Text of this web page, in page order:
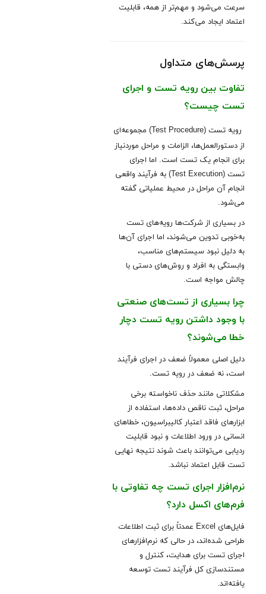
سرعت می‌شود و مهم‌تر از همه، قابلیت
اعتماد ایجاد می‌کند.
پرسش‌های متداول
تفاوت بین رویه تست و اجرای
تست چیست؟
رویه تست (Test Procedure) مجموعه‌ای
از دستورالعمل‌ها، الزامات و مراحل موردنیاز
برای انجام یک تست است. اما اجرای
تست (Test Execution) به فرآیند واقعی
انجام آن مراحل در محیط عملیاتی گفته
می‌شود.
در بسیاری از شرکت‌ها رویه‌های تست
به‌خوبی تدوین می‌شوند، اما اجرای آن‌ها
به دلیل نبود سیستم‌های مناسب،
وابستگی به افراد و روش‌های دستی با
چالش مواجه است.
چرا بسیاری از تست‌های صنعتی
با وجود داشتن رویه تست دچار
خطا می‌شوند؟
دلیل اصلی معمولاً ضعف در اجرای فرآیند
است، نه ضعف در رویه تست.
مشکلاتی مانند حذف ناخواسته برخی
مراحل، ثبت ناقص داده‌ها، استفاده از
ابزارهای فاقد اعتبار کالیبراسیون، خطاهای
انسانی در ورود اطلاعات و نبود قابلیت
ردیابی می‌توانند باعث شوند نتیجه نهایی
تست قابل اعتماد نباشد.
نرم‌افزار اجرای تست چه تفاوتی با
فرم‌های اکسل دارد؟
فایل‌های Excel عمدتاً برای ثبت اطلاعات
طراحی شده‌اند، در حالی که نرم‌افزارهای
اجرای تست برای هدایت، کنترل و
مستندسازی کل فرآیند تست توسعه
یافته‌اند.